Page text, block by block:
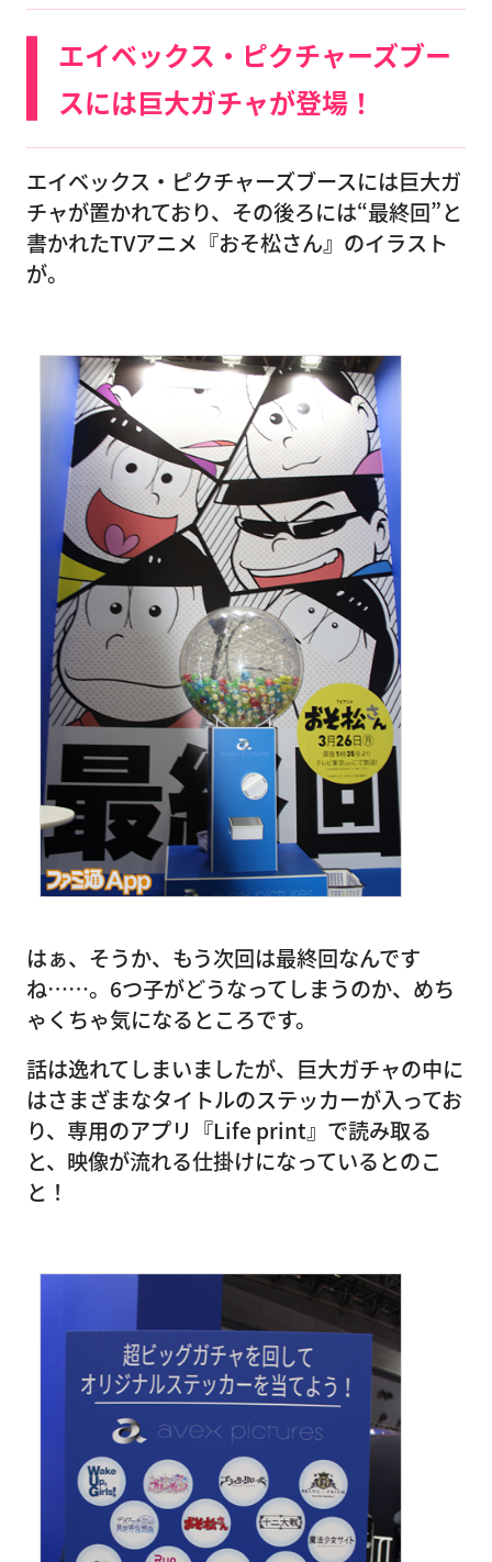
エイベックス・ピクチャーズブー
スには巨大ガチャが登場！
エイベックス・ピクチャーズブースには巨大ガ
チャが置かれており、その後ろには“最終回”と
書かれたTVアニメ『おそ松さん』のイラスト
が。
はぁ、そうか、もう次回は最終回なんです
ね……。6つ子がどうなってしまうのか、めち
ゃくちゃ気になるところです。
話は逸れてしまいましたが、巨大ガチャの中に
はさまざまなタイトルのステッカーが入ってお
り、専用のアプリ『Life print』で読み取る
と、映像が流れる仕掛けになっているとのこ
と！